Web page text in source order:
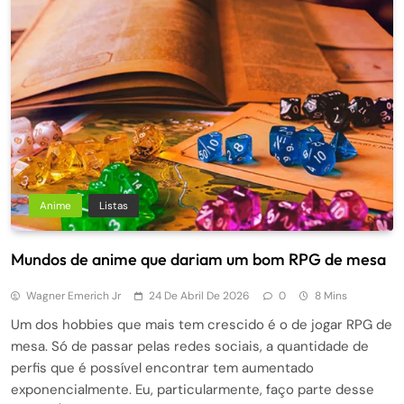
Anime Listas
Mundos de anime que dariam um bom RPG de mesa
Wagner Emerich Jr 24 De Abril De 2026 0 8 Mins
Um dos hobbies que mais tem crescido é o de jogar RPG de
mesa. Só de passar pelas redes sociais, a quantidade de
perfis que é possível encontrar tem aumentado
exponencialmente. Eu, particularmente, faço parte desse